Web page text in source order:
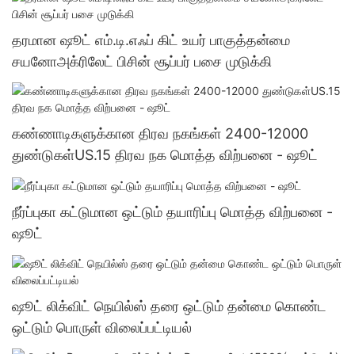
தரமான ஷூட் எம்.டி.எஃப் கிட் உயர் பாகுத்தன்மை
சயனோஅக்ரிலேட் பிசின் சூப்பர் பசை முடுக்கி
கண்ணாடிகளுக்கான திரவ நகங்கள் 2400-12000
துண்டுகள்US.15 திரவ நக மொத்த விற்பனை - ஷூட்
நீர்ப்புகா கட்டுமான ஒட்டும் தயாரிப்பு மொத்த விற்பனை -
ஷூட்
ஷூட் லிக்விட் நெயில்ஸ் தரை ஒட்டும் தன்மை கொண்ட
ஒட்டும் பொருள் விலைப்பட்டியல்